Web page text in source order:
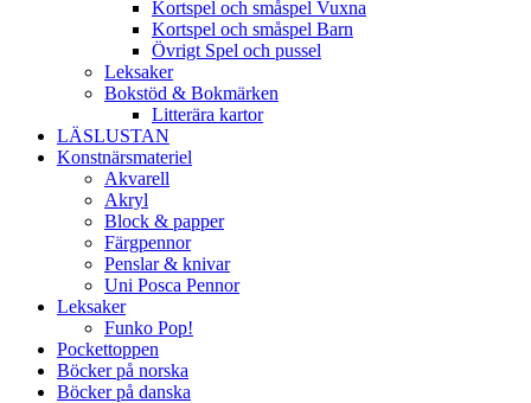
Kortspel och småspel Vuxna
Kortspel och småspel Barn
Övrigt Spel och pussel
Leksaker
Bokstöd & Bokmärken
Litterära kartor
LÄSLUSTAN
Konstnärsmateriel
Akvarell
Akryl
Block & papper
Färgpennor
Penslar & knivar
Uni Posca Pennor
Leksaker
Funko Pop!
Pockettoppen
Böcker på norska
Böcker på danska